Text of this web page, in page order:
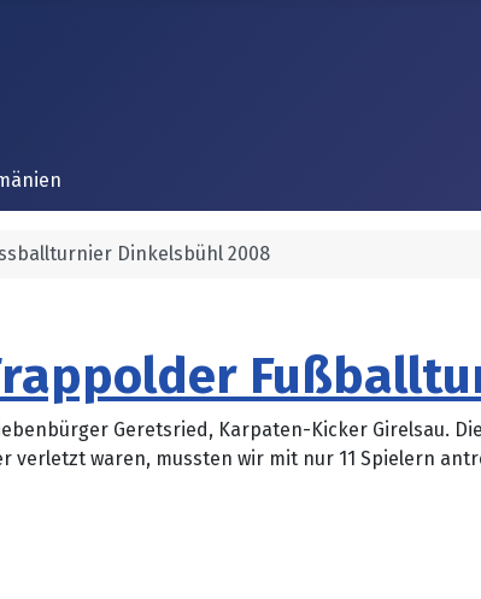
Dinkelsbühl 2008
Geretsried, Karpaten-Kicker Girelsau.
verletzt waren, mussten wir mit nur 11 Spielern